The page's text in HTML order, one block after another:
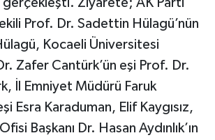
Ziyarete; AK Parti
Prof. Dr. Sadettin Hülagü’nün
Kocaeli Üniversitesi
Zafer Cantürk’ün eşi Prof. Dr.
İl Emniyet Müdürü Faruk
Esra Karaduman, Elif Kaygısız,
Başkanı Dr. Hasan Aydınlık’ın